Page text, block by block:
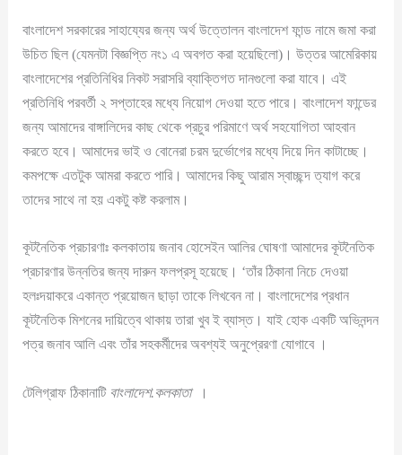
বাংলাদেশ সরকারের সাহায্যের জন্য অর্থ উত্তোলন বাংলাদেশ ফান্ড নামে জমা করা
উচিত ছিল (যেমনটা বিজ্ঞপ্তি নং১ এ অবগত করা হয়েছিলো)। উত্তর আমেরিকায়
বাংলাদেশের প্রতিনিধির নিকট সরাসরি ব্যাক্তিগত দানগুলো করা যাবে। এই
প্রতিনিধি পরবর্তী ২ সপ্তাহের মধ্যে নিয়োগ দেওয়া হতে পারে। বাংলাদেশ ফান্ডের
জন্য আমাদের বাঙ্গালিদের কাছ থেকে প্রচুর পরিমাণে অর্থ সহযোগিতা আহবান
করতে হবে। আমাদের ভাই ও বোনেরা চরম দুর্ভোগের মধ্যে দিয়ে দিন কাটাচ্ছে।
কমপক্ষে এতটুক আমরা করতে পারি। আমাদের কিছু আরাম স্বাচ্ছন্দ ত্যাগ করে
তাদের সাথে না হয় একটু কষ্ট করলাম।
কূটনৈতিক প্রচারণাঃ কলকাতায় জনাব হোসেইন আলির ঘোষণা আমাদের কূটনৈতিক
প্রচারণার উন্নতির জন্য দারুন ফলপ্রসূ হয়েছে। ‘তাঁর ঠিকানা নিচে দেওয়া
হলঃদয়াকরে একান্ত প্রয়োজন ছাড়া তাকে লিখবেন না। বাংলাদেশের প্রধান
কূটনৈতিক মিশনের দায়িত্বে থাকায় তারা খুব ই ব্যাস্ত। যাই হোক একটি অভিনন্দন
পত্র জনাব আলি এবং তাঁর সহকর্মীদের অবশ্যই অনুপ্রেরণা যোগাবে ।
টেলিগ্রাফ ঠিকানাটি বাংলাদেশ.কলকাতা ।